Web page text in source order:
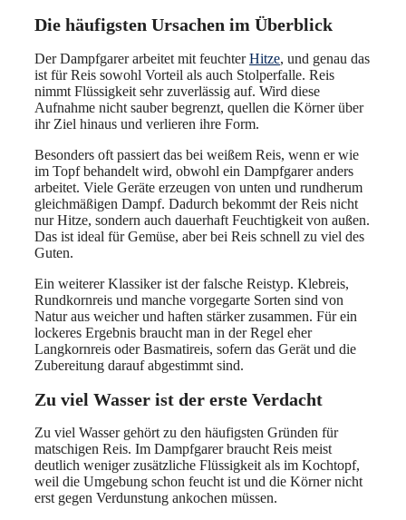
Die häufigsten Ursachen im Überblick
Der Dampfgarer arbeitet mit feuchterHitze, und genau das
ist für Reis sowohl Vorteil als auch Stolperfalle. Reis
nimmt Flüssigkeit sehr zuverlässig auf. Wird diese
Aufnahme nicht sauber begrenzt, quellen die Körner über
ihr Ziel hinaus und verlieren ihre Form.
Besonders oft passiert das bei weißem Reis, wenn er wie
im Topf behandelt wird, obwohl ein Dampfgarer anders
arbeitet. Viele Geräte erzeugen von unten und rundherum
gleichmäßigen Dampf. Dadurch bekommt der Reis nicht
nur Hitze, sondern auch dauerhaft Feuchtigkeit von außen.
Das ist ideal für Gemüse, aber bei Reis schnell zu viel des
Guten.
Ein weiterer Klassiker ist der falsche Reistyp. Klebreis,
Rundkornreis und manche vorgegarte Sorten sind von
Natur aus weicher und haften stärker zusammen. Für ein
lockeres Ergebnis braucht man in der Regel eher
Langkornreis oder Basmatireis, sofern das Gerät und die
Zubereitung darauf abgestimmt sind.
Zu viel Wasser ist der erste Verdacht
Zu viel Wasser gehört zu den häufigsten Gründen für
matschigen Reis. Im Dampfgarer braucht Reis meist
deutlich weniger zusätzliche Flüssigkeit als im Kochtopf,
weil die Umgebung schon feucht ist und die Körner nicht
erst gegen Verdunstung ankochen müssen.